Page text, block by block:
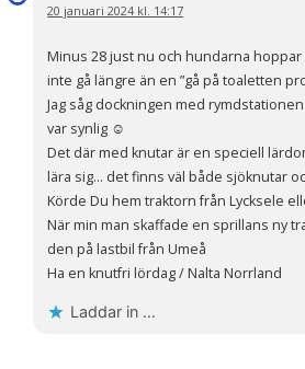
20 januari 2024 kl. 14:17
Minus 28 just nu och hundarna
inte gå längre än en ”gå på toaletten
Jag såg dockningen med
var synlig ☺️
Det där med knutar är en speciell
lära sig… det finns väl både sjöknutar
Körde Du hem traktorn från Lycksele
När min man skaffade en sprillans ny
den på lastbil från Umeå
Ha en knutfri lördag / Nalta Norrland
Laddar in …